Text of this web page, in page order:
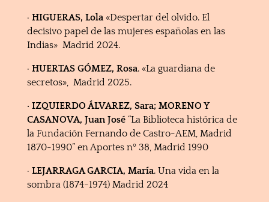
· HIGUERAS, Lola«Despertar del olvido. El
decisivo papel de las mujeres españolas en las
Indias» Madrid 2024.
· HUERTAS GÓMEZ, Rosa. «La guardiana de
secretos», Madrid 2025.
· IZQUIERDO ÁLVAREZ, Sara; MORENO Y
CASANOVA, Juan José “La Biblioteca histórica de
la Fundación Fernando de Castro-AEM, Madrid
1870-1990” en Aportes nº 38, Madrid 1990
· LEJARRAGA GARCIA, María. Una vida en la
sombra (1874-1974) Madrid 2024